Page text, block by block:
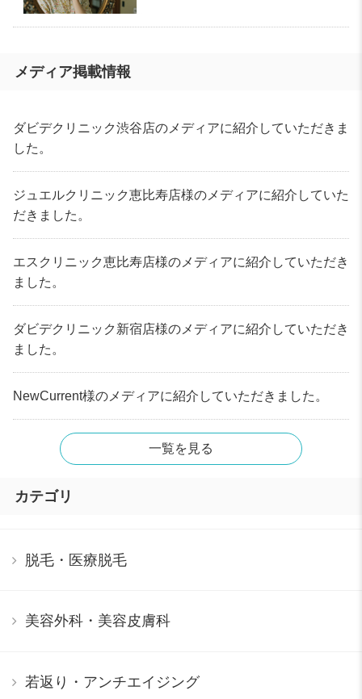
メディア掲載情報
ダビデクリニック渋谷店のメディアに紹介していただきま
した。
ジュエルクリニック恵比寿店様のメディアに紹介していた
だきました。
エスクリニック恵比寿店様のメディアに紹介していただき
ました。
ダビデクリニック新宿店様のメディアに紹介していただき
ました。
NewCurrent様のメディアに紹介していただきました。
一覧を見る
カテゴリ
脱毛・医療脱毛
美容外科・美容皮膚科
若返り・アンチエイジング